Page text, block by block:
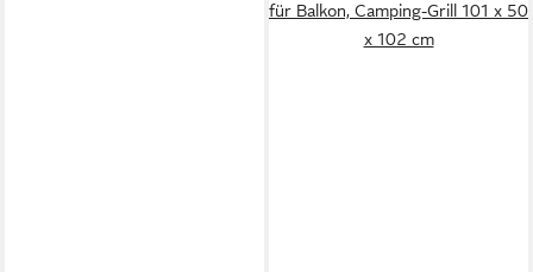
für Balkon, Camping-Grill 101 x 50
x 102 cm